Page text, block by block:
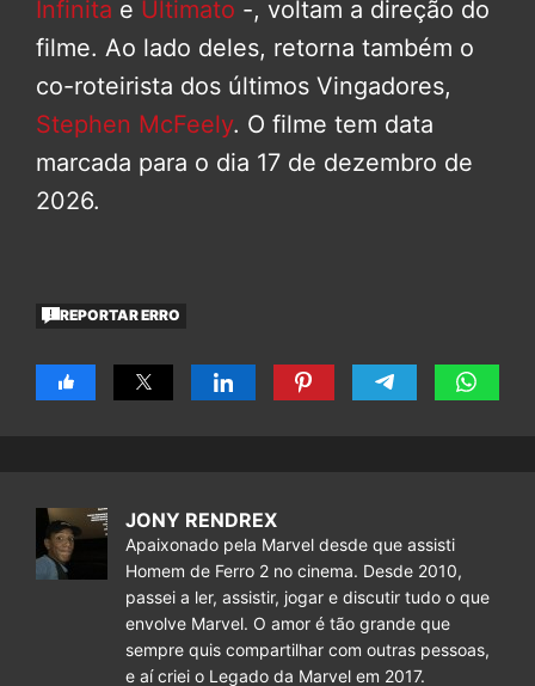
Infinita e Ultimato -, voltam a direção do
filme. Ao lado deles, retorna também o
co-roteirista dos últimos Vingadores,
Stephen McFeely. O filme tem data
marcada para o dia 17 de dezembro de
2026.
REPORTAR ERRO
JONY RENDREX
Apaixonado pela Marvel desde que assisti
Homem de Ferro 2 no cinema. Desde 2010,
passei a ler, assistir, jogar e discutir tudo o que
envolve Marvel. O amor é tão grande que
sempre quis compartilhar com outras pessoas,
e aí criei o Legado da Marvel em 2017.